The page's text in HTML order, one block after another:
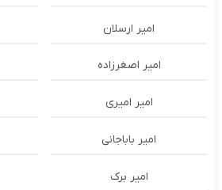
امیر ارسلان
امیر اصغرزاده
امیر امیری
امیر باباجانی
امیر برک